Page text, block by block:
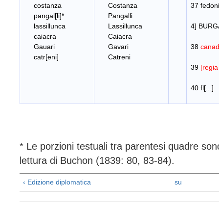
costanza
pangal[li]*
lassillunca
caiacra
Gauari
catr[eni]
Costanza
Pangalli
Lassillunca
Caiacra
Gavari
Catreni
37
4]
38
39
40 fl[...]
* Le porzioni testuali tra parentesi quadre
lettura di Buchon (1839: 80, 83-84).
‹ Edizione diplomatica su